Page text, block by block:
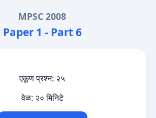
MPSC 2008
Paper 1 - Part 6
एकूण प्रश्न: २५
वेळ: २० मिनिटे